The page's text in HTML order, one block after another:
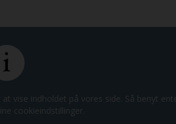
vise indholdet på vores side. Så benyt
cookieindstillinger.